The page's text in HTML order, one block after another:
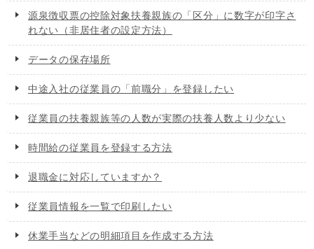
源泉徴収票の控除対象扶養親族の「区分」に数字が印字さ
れない（非居住者の設定方法）
データの保存場所
中途入社の従業員の「前職分」を登録したい
従業員の扶養親族等の人数が実際の扶養人数より少ない
時間給の従業員を登録する方法
退職金に対応していますか？
従業員情報を一覧で印刷したい
休業手当などの明細項目を作成する方法